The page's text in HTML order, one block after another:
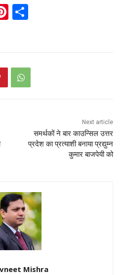
Pi
st
Next article
समर्थकों ने बार काउन्सिल उत्तर
प्रदेश का प्रत्याशी बनाया प्रद्युम्न
कुमार बाजपेयी को
Mishra